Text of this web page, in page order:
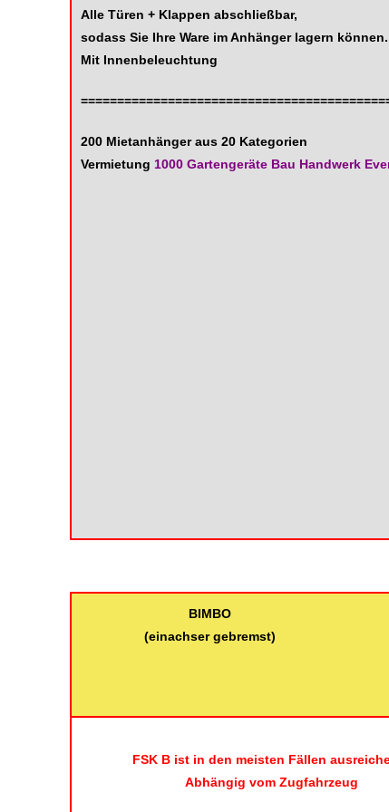
Alle Türen + Klappen abschließbar,
sodass Sie Ihre Ware im Anhänger lagern können.
Mit Innenbeleuchtung
200 Mietanhänger aus 20 Kategorien
Vermietung 1000 Gartengeräte Bau Handwerk
BIMBO
(einachser gebremst)
FSK B ist in den meisten Fällen
Abhängig vom Zugfahrzeug